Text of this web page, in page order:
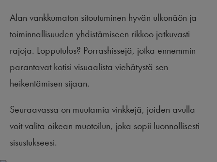
Alan vankkumaton sitoutuminen hyvän ulkonäön ja
toiminnallisuuden yhdistämiseen rikkoo jatkuvasti
rajoja. Lopputulos? Porrashissejä, jotka ennemmin
parantavat kotisi visuaalista viehätystä sen
heikentämisen sijaan.
Seuraavassa on muutamia vinkkejä, joiden avulla
voit valita oikean muotoilun, joka sopii luonnollisesti
sisustukseesi.